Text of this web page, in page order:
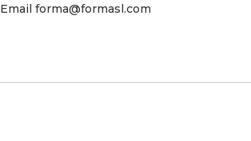
Email forma@formasl.com